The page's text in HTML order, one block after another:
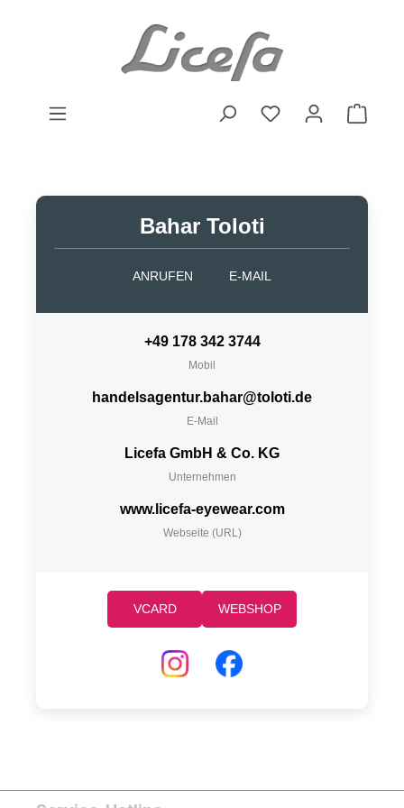
Du hast 0
Bahar Toloti
ANRUFEN E-MAIL
+49 178 342 3744
Mobil
handelsagentur.bahar@toloti.de
E-Mail
Licefa GmbH & Co. KG
Unternehmen
www.licefa-eyewear.com
Webseite (URL)
VCARD WEBSHOP